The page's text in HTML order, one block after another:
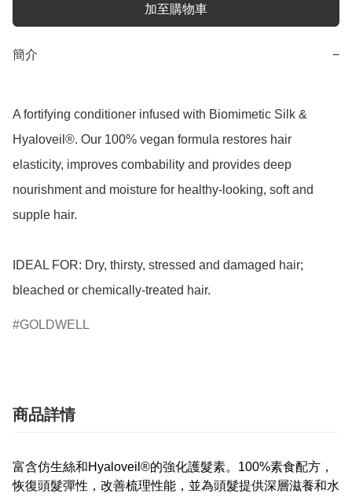
加至購物車
簡介 −
A fortifying conditioner infused with Biomimetic Silk &
Hyaloveil®. Our 100% vegan formula restores hair
elasticity, improves combability and provides deep
nourishment and moisture for healthy-looking, soft and
supple hair.
IDEAL FOR: Dry, thirsty, stressed and damaged hair;
bleached or chemically-treated hair.
GOLDWELL
商品詳情
富含仿生絲和Hyaloveil®的強化護髮素。100%素食配方，
恢復頭髮彈性，改善梳理性能，並為頭髮提供深層滋養和水